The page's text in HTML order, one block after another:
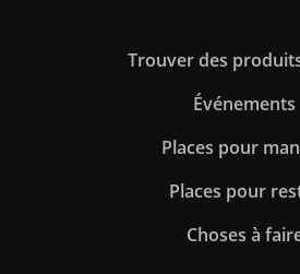
Trouver des
Événements
Places pour
Places pour
Choses à